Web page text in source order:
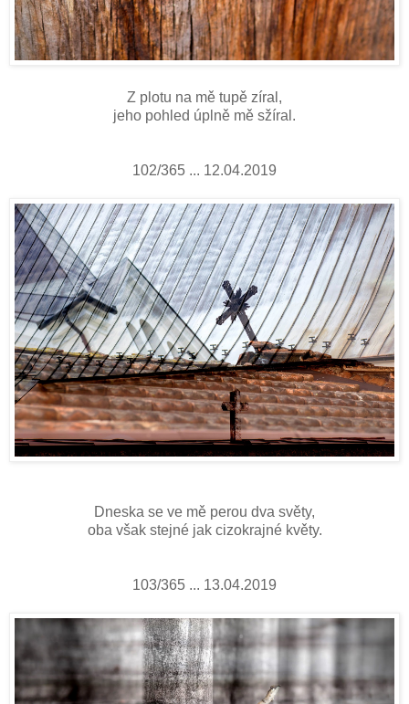
Z plotu na mě tupě zíral,
jeho pohled úplně mě sžíral.
102/365 ... 12.04.2019
Dneska se ve mě perou dva světy,
oba však stejné jak cizokrajné květy.
103/365 ... 13.04.2019